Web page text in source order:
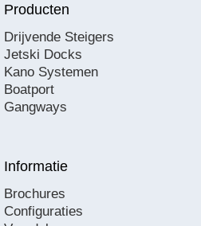
Producten
Drijvende Steigers
Jetski Docks
Kano Systemen
Boatport
Gangways
Informatie
Brochures
Configuraties